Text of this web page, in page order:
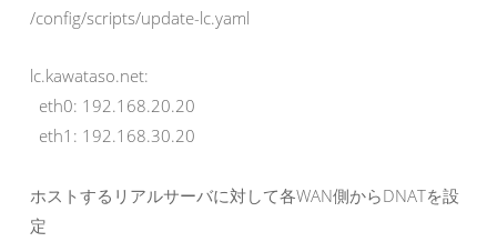
/config/scripts/update-lc.yaml
lc.kawataso.net:
  eth0: 192.168.20.20
  eth1: 192.168.30.20
ホストするリアルサーバに対して各WAN側からDNATを設
定